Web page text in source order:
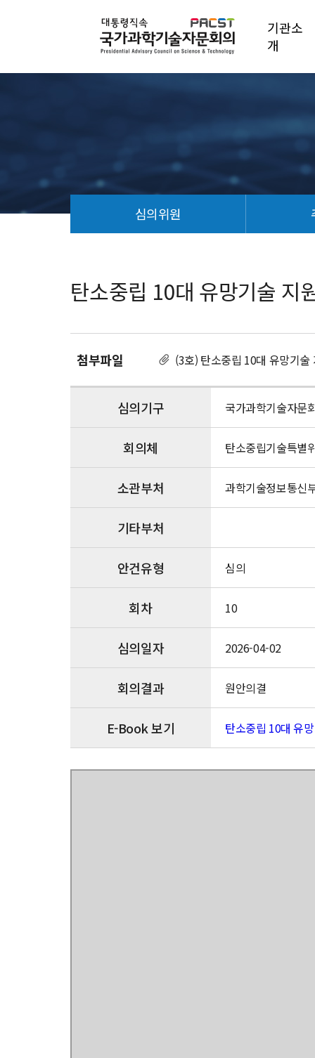
기관소
개
심의위원
립
10
기
지
산
탄소중립 10대 유망기술 지
첨부파일 (3호) 탄소중립 10대 유망기
심의기구 국가과학기술자문
회의체 탄소중립기술특별
소관부처 과학기술정보통신
기타부처
안건유형 심의
회차 10
심의일자 2026-04-02
회의결과 원안의결
E-Book 보기 탄소중립 10대 유